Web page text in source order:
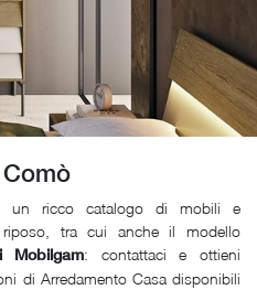
un ricco catalogo di mobili e
tra cui anche il modello
Mobilgam: contattaci e ottieni
di Arredamento Casa disponibili